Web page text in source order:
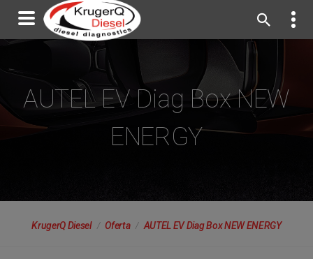
AUTEL EV Diag Box NEW
ENERGY
KrugerQ Diesel Oferta AUTEL EV Diag Box NEW ENERGY